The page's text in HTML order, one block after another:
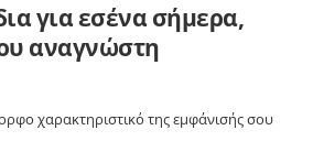
για εσένα σήμερα,
αναγνώστη